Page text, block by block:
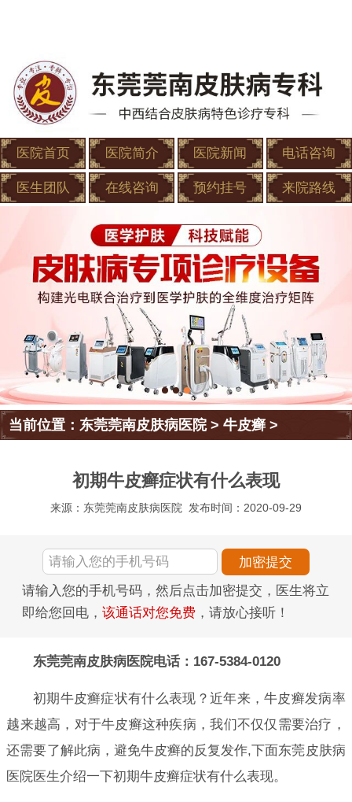
医院首页 医院简介 医院新闻 电话咨询
医生团队 在线咨询 预约挂号 来院路线
当前位置：东莞莞南皮肤病医院>牛皮癣 >
初期牛皮癣症状有什么表现
来源：东莞莞南皮肤病医院 发布时间：2020-09-29
请输入您的手机号码，然后点击加密提交，医生将立
即给您回电， 该通话对您免费 ，请放心接听！
东莞莞南皮肤病医院电话：167-5384-0120
初期牛皮癣症状有什么表现？近年来，牛皮癣发病率
越来越高，对于牛皮癣这种疾病，我们不仅仅需要治疗，
还需要了解此病，避免牛皮癣的反复发作,下面东莞皮肤病
医院医生介绍一下初期牛皮癣症状有什么表现。